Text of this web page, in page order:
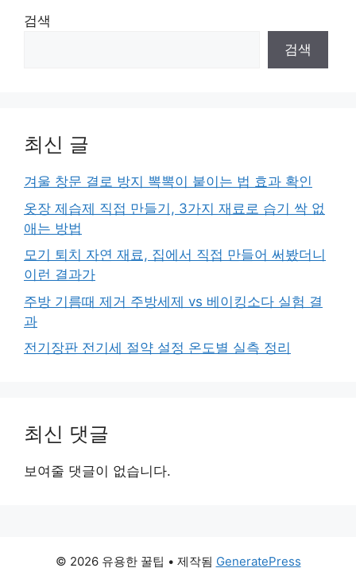
검색
검색
최신 글
겨울 창문 결로 방지 뽁뽁이 붙이는 법 효과 확인
옷장 제습제 직접 만들기, 3가지 재료로 습기 싹 없
애는 방법
모기 퇴치 자연 재료, 집에서 직접 만들어 써봤더니
이런 결과가
주방 기름때 제거 주방세제 vs 베이킹소다 실험 결
과
전기장판 전기세 절약 설정 온도별 실측 정리
최신 댓글
보여줄 댓글이 없습니다.
© 2026 유용한 꿀팁 • 제작됨 GeneratePress